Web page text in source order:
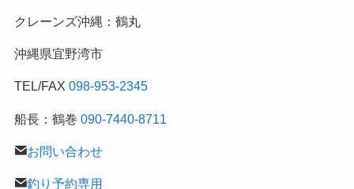
釣
記
クレーンズ沖縄：鶴丸
沖縄県宜野湾市
TEL/FAX 098-953-2345
船長：鶴巻 090-7440-8711
お問い合わせ
釣り予約専用